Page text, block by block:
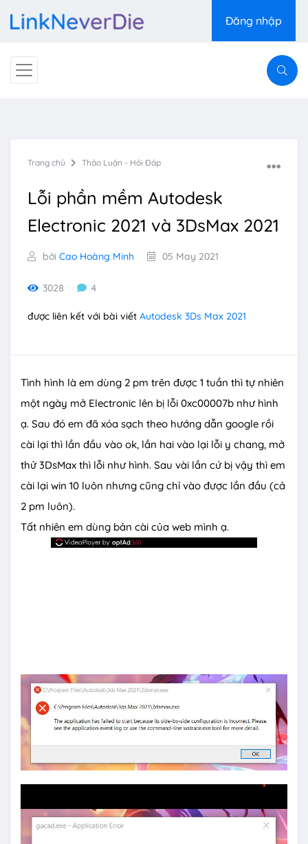
Đăng nhập
Trang chủ Thảo Luận - Hỏi Đáp
Lỗi phần mềm Autodesk
Electronic 2021 và 3DsMax 2021
bởi Cao Hoàng Minh 05 May 2021
3028 4
được liên kết với bài viết Autodesk 3Ds Max 2021
Tình hình là em dùng 2 pm trên được 1 tuần thì tự nhiên
một ngày mở Electronic lên bị lỗi 0xc00007b như hình
ạ. Sau đó em đã xóa sạch theo hướng dẫn google rồi
cài lại thì lần đầu vào ok, lần hai vào lại lỗi y chang, mở
thử 3DsMax thì lỗi như hình. Sau vài lần cứ bị vậy thì em
cài lại win 10 luôn nhưng cũng chỉ vào được lần đầu (cả
2 pm luôn).
Tất nhiên em dùng bản cài của web mình ạ.